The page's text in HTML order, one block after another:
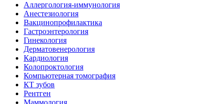
Аллергология-иммунология
Анестезиология
Вакцинопрофилактика
Гастроэнтерология
Гинекология
Дерматовенерология
Кардиология
Колопроктология
Компьютерная томография
КТ зубов
Рентген